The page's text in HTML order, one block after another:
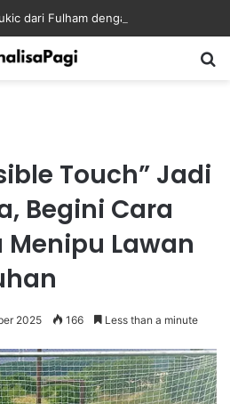
Touch” Jadi
Begini Cara
Menipu Lawan
2025 166 Less than a minute